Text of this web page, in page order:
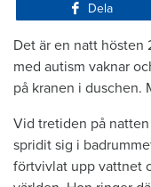
Dela
Det är en natt hösten
med autism vaknar
på kranen i duschen.
Vid tretiden på
spridit sig i
förtvivlat upp vattnet